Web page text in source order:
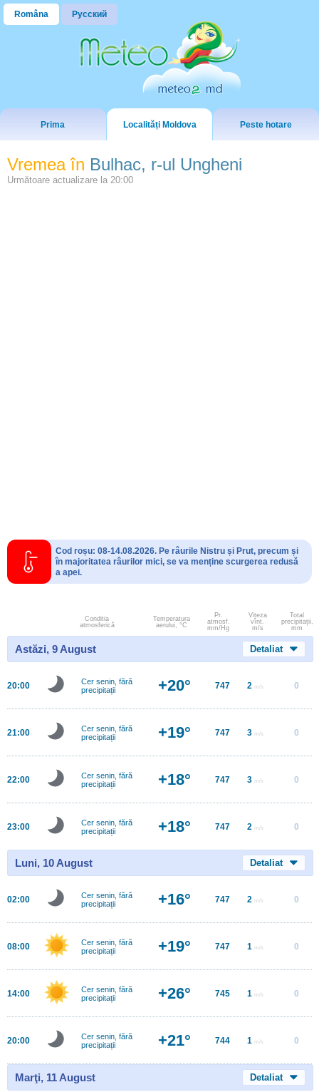
Româna Русский
Prima Localități Moldova Peste hotare
Vremea în Bulhac, r-ul Ungheni
Următoare actualizare la 20:00
Cod roșu: 08-14.08.2026. Pe râurile Nistru și Prut, precum și
în majoritatea râurilor mici, se va menține scurgerea redusă
a apei.
Conditia
atmosferică
Temperatura
aerului, °C
Pr.
atmosf.
mm/Hg
Viteza
vînt.
m/s
Total
precipitații,
mm
Astăzi, 9 August Detaliat
20:00
Cer senin, fără
precipitații
+20° 747 2 m/s 0
21:00
Cer senin, fără
precipitații
+19° 747 3 m/s 0
22:00
Cer senin, fără
precipitații
+18° 747 3 m/s 0
23:00
Cer senin, fără
precipitații
+18° 747 2 m/s 0
Luni, 10 August Detaliat
02:00
Cer senin, fără
precipitații
+16° 747 2 m/s 0
08:00
Cer senin, fără
precipitații
+19° 747 1 m/s 0
14:00
Cer senin, fără
precipitații
+26° 745 1 m/s 0
20:00
Cer senin, fără
precipitații
+21° 744 1 m/s 0
Marţi, 11 August Detaliat